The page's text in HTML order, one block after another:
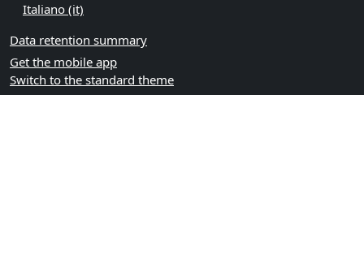
Italiano ‎(it)‎
Data retention summary
Get the mobile app
Switch to the standard theme